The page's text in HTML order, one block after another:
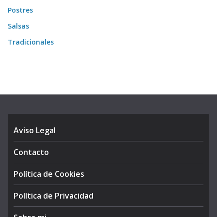
Postres
Salsas
Tradicionales
Aviso Legal
Contacto
Política de Cookies
Política de Privacidad